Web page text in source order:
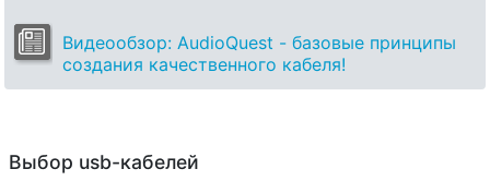
Видеообзор: AudioQuest - базовые принципы
создания качественного кабеля!
Выбор usb-кабелей